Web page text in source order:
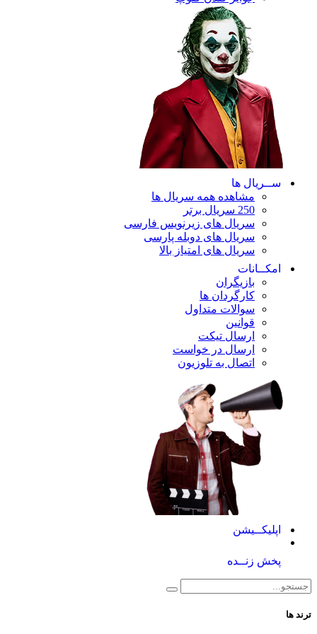
ها
مشاهده همه سریال ها
سریال های زیرنویس فارسی
سریال های دوبله پارسی
سریال های امتیاز بالا
کارگردان ها
سوالات متداول
ارسال تیکت
ارسال در خواست
اتصال به تلوزیون
زنــده